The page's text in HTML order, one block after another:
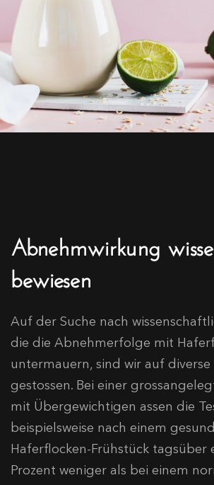
Abnehmwirkung
bewiesen
Auf der Suche nach
die die Abnehmerfolge mit
untermauern, sind wir auf diverse
gestossen. Bei einer
mit Übergewichtigen assen die
beispielsweise nach einem
Haferflocken-Frühstück tagsüber
Prozent weniger als bei einem